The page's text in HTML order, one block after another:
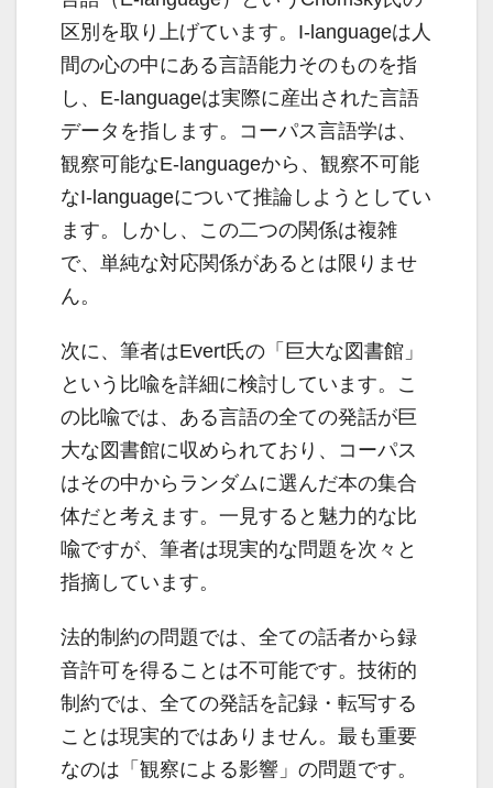
区別を取り上げています。I-languageは人
間の心の中にある言語能力そのものを指
し、E-languageは実際に産出された言語
データを指します。コーパス言語学は、
観察可能なE-languageから、観察不可能
なI-languageについて推論しようとしてい
ます。しかし、この二つの関係は複雑
で、単純な対応関係があるとは限りませ
ん。
次に、筆者はEvert氏の「巨大な図書館」
という比喩を詳細に検討しています。こ
の比喩では、ある言語の全ての発話が巨
大な図書館に収められており、コーパス
はその中からランダムに選んだ本の集合
体だと考えます。一見すると魅力的な比
喩ですが、筆者は現実的な問題を次々と
指摘しています。
法的制約の問題では、全ての話者から録
音許可を得ることは不可能です。技術的
制約では、全ての発話を記録・転写する
ことは現実的ではありません。最も重要
なのは「観察による影響」の問題です。